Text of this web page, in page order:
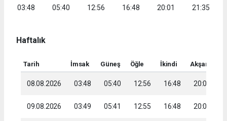
03:48
05:40
12:56
16:48
20:01
21:35
Haftalık
Tarih İmsak Güneş Öğle İkindi Akşam
08.08.2026 03:48 05:40 12:56 16:48 20:01
09.08.2026 03:49 05:41 12:55 16:48 20:00